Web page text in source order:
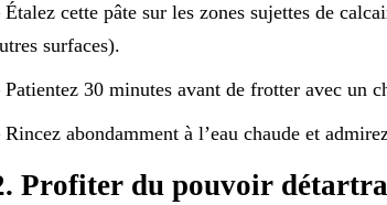
Étalez cette pâte sur les zones sujettes de
surfaces).
Patientez 30 minutes avant de frotter avec un
Rincez abondamment à l’eau chaude et
Profiter du pouvoir